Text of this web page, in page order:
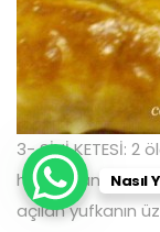
3- SİNİ KETESİ:
hazırlanan
açılan yufkanın
Nasıl